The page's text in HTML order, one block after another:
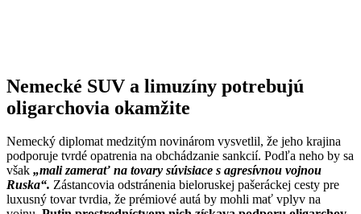
Nemecké SUV a limuzíny potrebujú
oligarchovia okamžite
Nemecký diplomat medzitým novinárom vysvetlil, že jeho krajina
podporuje tvrdé opatrenia na obchádzanie sankcií. Podľa neho by sa
však „mali zamerať na tovary súvisiace s agresívnou vojnou
Ruska“. Zástancovia odstránenia bieloruskej pašeráckej cesty pre
luxusný tovar tvrdia, že prémiové autá by mohli mať vplyv na